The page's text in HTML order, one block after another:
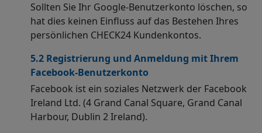
Sollten Sie Ihr Google-Benutzerkonto löschen, so
hat dies keinen Einfluss auf das Bestehen Ihres
persönlichen CHECK24 Kundenkontos.
5.2 Registrierung und Anmeldung mit Ihrem
Facebook-Benutzerkonto
Facebook ist ein soziales Netzwerk der Facebook
Ireland Ltd. (4 Grand Canal Square, Grand Canal
Harbour, Dublin 2 Ireland).